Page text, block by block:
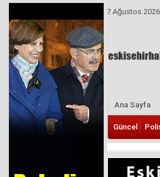
7 Ağustos
Ana Sayfa
Güncel